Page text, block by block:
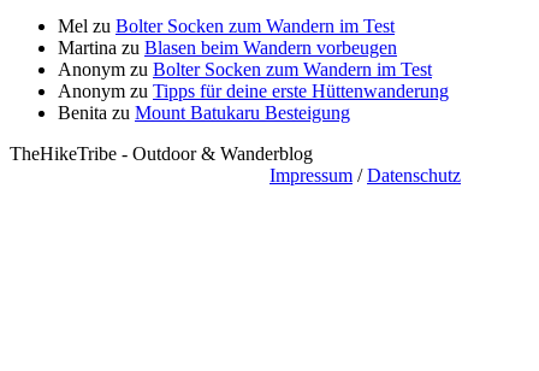
Mel zu Bolter Socken zum Wandern im Test
Martina zu Blasen beim Wandern vorbeugen
Anonym zu Bolter Socken zum Wandern im Test
Anonym zu Tipps für deine erste Hüttenwanderung
Benita zu Mount Batukaru Besteigung
TheHikeTribe - Outdoor & Wanderblog
Impressum /Datenschutz